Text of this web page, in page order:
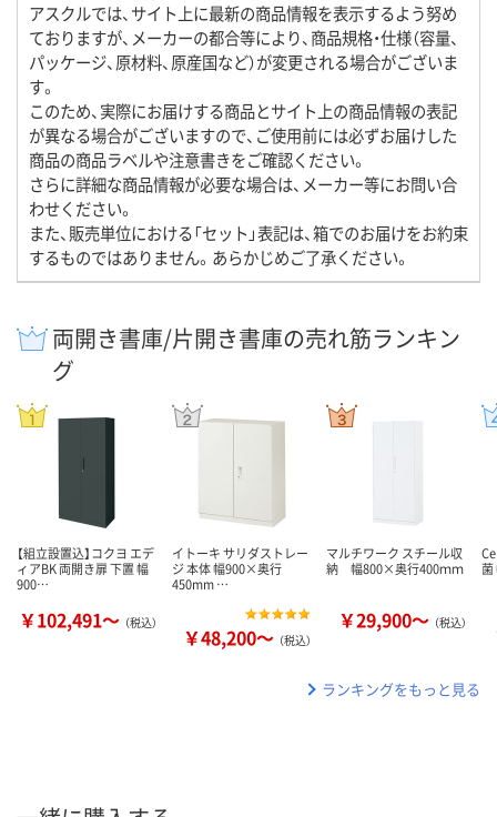
アスクルでは、サイト上に最新の商品情報を表示するよう努め
ておりますが、メーカーの都合等により、商品規格・仕様（容量、
パッケージ、原材料、原産国など）が変更される場合がございま
す。
このため、実際にお届けする商品とサイト上の商品情報の表記
が異なる場合がございますので、ご使用前には必ずお届けした
商品の商品ラベルや注意書きをご確認ください。
さらに詳細な商品情報が必要な場合は、メーカー等にお問い合
わせください。
また、販売単位における「セット」表記は、箱でのお届けをお約束
するものではありません。あらかじめご了承ください。
両開き書庫/片開き書庫の売れ筋ランキン
グ
【組立設置込】コクヨ エデ
ィアBK 両開き扉 下置 幅
900…
￥102,491～ （税込）
イトーキ サリダストレー
ジ 本体 幅900×奥行
450mm …
￥48,200～ （税込）
マルチワーク スチール収
納 幅800×奥行400ｍｍ
￥29,900～ （税込）
ランキングをもっと見る